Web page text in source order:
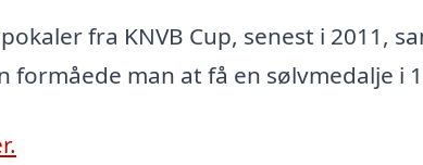
fra KNVB Cup, senest i 2011,
formåede man at få en sølvmedalje i